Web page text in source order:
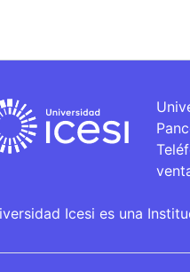
Icesi es una